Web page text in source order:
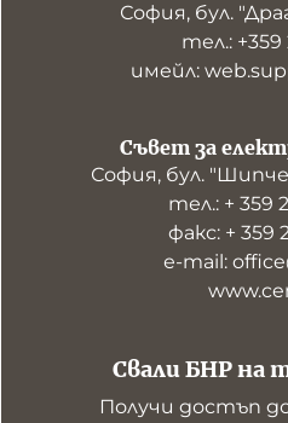
София, бул.
тел.: +359
имейл:
Свали БНР на
Получи достъп
Съвет за
София, бул.
тел.: + 359
факс: + 359
е-mail: